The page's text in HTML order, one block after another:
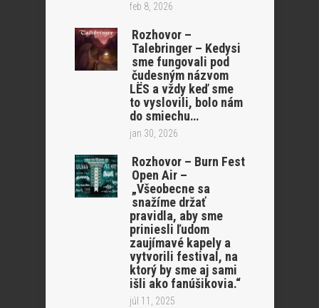
feb 8, 2026
Rozhovor –
Talebringer – Kedysi
sme fungovali pod
čudesným názvom
LËS a vždy keď sme
to vyslovili, bolo nám
do smiechu…
jan 30, 2026
Rozhovor – Burn Fest
Open Air –
„Všeobecne sa
snažíme držať
pravidla, aby sme
priniesli ľudom
zaujímavé kapely a
vytvorili festival, na
ktorý by sme aj sami
išli ako fanúšikovia.“
júl 11, 2025